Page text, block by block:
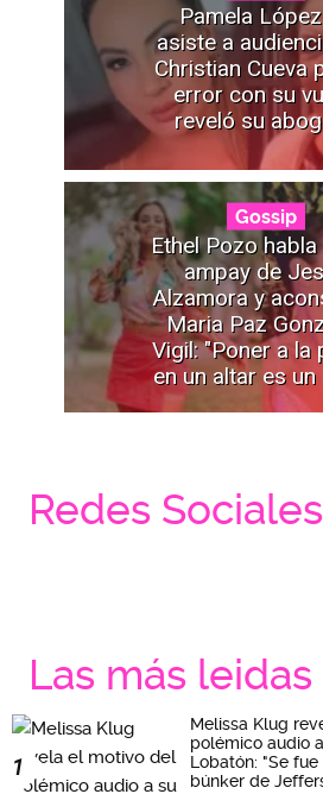
Pamela
asiste a
Christian Cueva
error con su
reveló su
Gossip
Ethel Pozo
ampay de
Alzamora y
Maria Paz
Vigil: "Poner a la
en un altar es un
Redes Sociales
Las más leidas
1
Melissa Klug
polémico audio
Lobatón: "Se
búnker de